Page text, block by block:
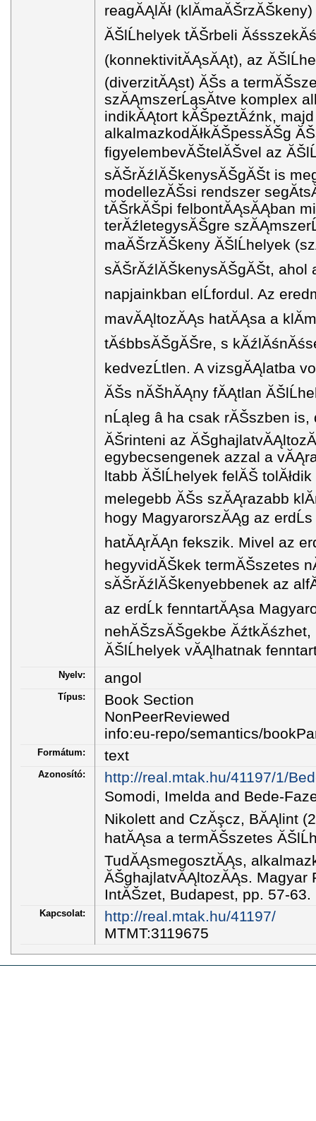
reagĂĄlĂł
ĂŠlĹhelyek tĂŠrbeli
(konnektivitĂĄsĂĄt), az
(diverzitĂĄst) ĂŠs a
szĂĄmszerĹąsĂ­tve komplex
indikĂĄtort kĂŠpeztĂźnk,
alkalmazkodĂłkĂŠpessĂŠg
figyelembevĂŠtelĂŠvel az
sĂŠrĂźlĂŠkenysĂŠgĂŠt is
modellezĂŠsi rendszer
tĂŠrkĂŠpi felbontĂĄsĂĄban
terĂźletegysĂŠgre
maĂŠrzĂŠkeny ĂŠlĹhelyek
sĂŠrĂźlĂŠkenysĂŠgĂŠt, ahol
napjainkban elĹfordul. Az
mavĂĄltozĂĄs hatĂĄsa a
tĂśbbsĂŠgĂŠre, s
kedvezĹtlen. A vizsgĂĄlatba
ĂŠs nĂŠhĂĄny fĂĄtlan
nĹąleg â ha csak rĂŠszben is,
ĂŠrinteni az
egybecsengenek azzal a
ltabb ĂŠlĹhelyek felĂŠ
melegebb ĂŠs szĂĄrazabb
hogy MagyarorszĂĄg az
hatĂĄrĂĄn fekszik. Mivel az
hegyvidĂŠkek termĂŠszetes
sĂŠrĂźlĂŠkenyebbenek az
az erdĹk fenntartĂĄsa
nehĂŠzsĂŠgekbe
ĂŠlĹhelyek vĂĄlhatnak
Nyelv: angol
Típus:
Book Section
NonPeerReviewed
info:eu-repo/semantics/
Formátum: text
Azonosító:
http://real.mtak.hu/41197/1/
Somodi, Imelda and Bede-
Nikolett and CzĂşcz, BĂĄlint
hatĂĄsa a termĂŠszetes
TudĂĄsmegosztĂĄs,
ĂŠghajlatvĂĄltozĂĄs. Magyar
IntĂŠzet, Budapest, pp. 57-
Kapcsolat:
http://real.mtak.hu/41197/
MTMT:3119675